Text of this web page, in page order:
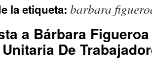
la etiqueta: barbara
a Bárbara
De